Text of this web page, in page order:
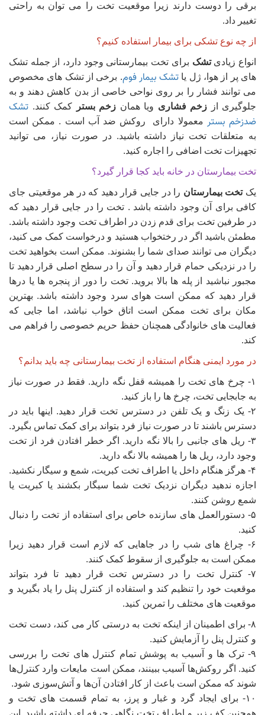
برقی را دوست دارند زیرا موقعیت تخت را می توان به راحتی
تغییر داد.
از چه نوع تشکی برای بیمار استفاده کنیم؟
انواع زیادی تشک برای تخت بیمارستانی وجود دارد، از جمله تشک
های پر از هوا، ژل یا تشک بیمار فوم. برخی از تشک های مخصوص
می توانند فشار را بر روی نواحی خاصی از بدن کاهش دهند و به
جلوگیری از زخم فشاری ویا همان زخم بستر کمک کنند. تشک
ضدزخم بستر معمولا دارای روکش ضد آب است . ممکن است
به متعلقات تخت نیاز داشته باشید. در صورت نیاز، می توانید
تجهیزات تخت اضافی را اجاره کنید.
تخت بیمارستان در خانه باید کجا قرار گیرد؟
یکتخت بیمارستان را در جایی قرار دهید که در هر موقعیتی جای
کافی برای آن وجود داشته باشد . تخت را در جایی قرار دهید که
در طرفین تخت برای قدم زدن در اطراف تخت وجود داشته باشد.
مطمئن باشید اگر در رختخواب هستید و درخواست کمک می کنید،
دیگران می توانند صدای شما را بشنوند. ممکن است بخواهید تخت
را در نزدیکی حمام قرار دهید و آن را در سطح اصلی قرار دهید تا
مجبور نباشید از پله ها بالا بروید. تخت را دور از پنجره ها یا درها
قرار دهید که ممکن است هوای سرد وجود داشته باشد. بهترین
مکان برای تخت ممکن است اتاق خواب نباشد، اما جایی که
فعالیت های خانوادگی همچنان حفظ حریم خصوصی را فراهم می
کند.
در مورد ایمنی هنگام استفاده از تخت بیمارستانی چه باید بدانم؟
۱- چرخ های تخت را همیشه قفل نگه دارید. فقط در صورت نیاز
به جابجایی تخت، چرخ ها را باز کنید.
۲- یک زنگ و یک تلفن در دسترس تخت قرار دهید. اینها باید در
دسترس باشند تا در صورت نیاز فرد بتواند برای کمک تماس بگیرد.
۳- ریل های جانبی را بالا نگه دارید. اگر خطر افتادن فرد از تخت
وجود دارد، ریل ها را همیشه بالا نگه دارید.
۴- هرگز هنگام داخل یا اطراف تخت کبریت، شمع و سیگار نکشید.
اجازه ندهید دیگران نزدیک تخت شما سیگار بکشند یا کبریت یا
شمع روشن کنند.
۵- دستورالعمل های سازنده خاص برای استفاده از تخت را دنبال
کنید.
۶- چراغ های شب را در جاهایی که لازم است قرار دهید زیرا
ممکن است به جلوگیری از سقوط کمک کنند.
۷- کنترل تخت را در دسترس تخت قرار دهید تا فرد بتواند
موقعیت خود را تنظیم کند و استفاده از کنترل پنل را یاد بگیرید و
موقعیت های مختلف را تمرین کنید.
۸- برای اطمینان از اینکه تخت به درستی کار می کند، دست تخت
و کنترل پنل را آزمایش کنید.
۹- ترک ها و آسیب به پوشش تمام کنترل های تخت را بررسی
کنید. اگر روکش‌ها آسیب ببینند، ممکن است مایعات وارد کنترل‌ها
شوند که ممکن است باعث از کار افتادن آن‌ها و آتش‌سوزی شود.
۱۰- برای ایجاد گرد و غبار و پرز، به تمام قسمت های تخت و
همچنین کف زیر و اطراف تخت نگاهی حرفه ای داشته باشید. این